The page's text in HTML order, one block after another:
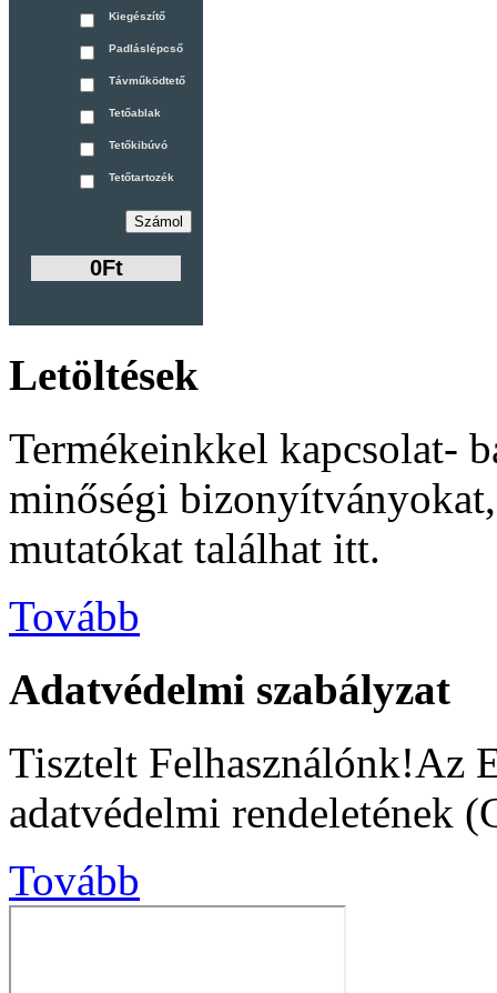
Kiegészítő
Padláslépcső
Távműködtető
Tetőablak
Tetőkibúvó
Tetőtartozék
0Ft
Letöltések
Termékeinkkel kapcsolat-
minőségi
mutatókat találhat itt.
Tovább
Adatvédelmi szabályzat
Tisztelt Felhasználónk!Az
adatvédelmi rendeletének
Tovább